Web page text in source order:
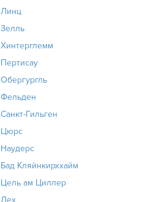
Линц
Зелль
Хинтерглемм
Пертисау
Обергургль
Фельден
Санкт-Гильген
Цюрс
Наудерс
Бад Кляйнкирххайм
Цель ам Циллер
Лех